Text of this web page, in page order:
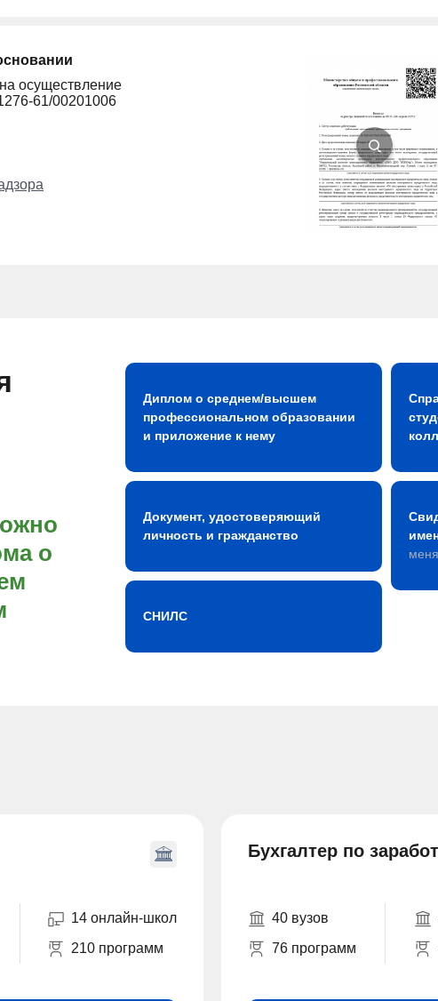
осуществление
61/00201006
о
Диплом о среднем/высшем
профессиональном образовании
и приложение к нему
Документ, удостоверяющий
личность и гражданство
СНИЛС
14 онлайн-школ
210 программ
Бухгалтер по
40 вузов
76 программ